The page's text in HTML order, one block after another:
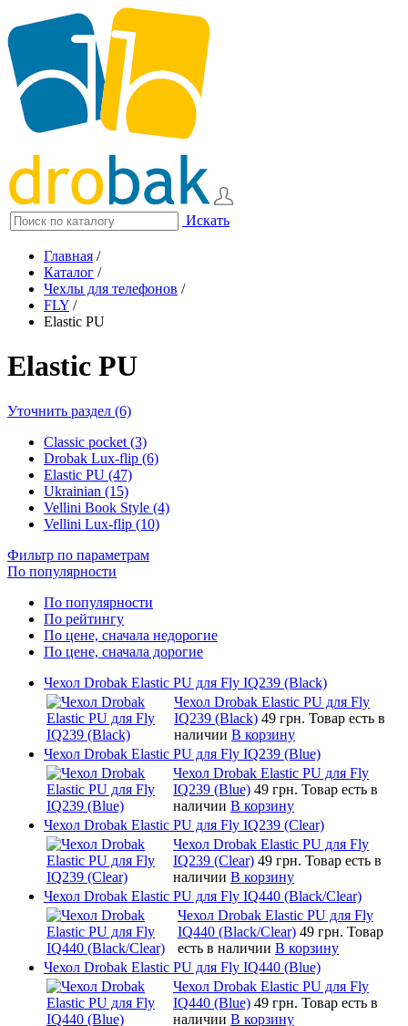
Искать
Главная /
Каталог /
Чехлы для телефонов /
FLY /
Elastic PU
Elastic PU
Уточнить раздел (6)
Classic pocket (3)
Drobak Lux-flip (6)
Elastic PU (47)
Ukrainian (15)
Vellini Book Style (4)
Vellini Lux-flip (10)
Фильтр по параметрам
По популярности
По популярности
По рейтингу
По цене, сначала недорогие
По цене, сначала дорогие
Чехол Drobak Elastic PU для Fly IQ239 (Black)
Чехол Drobak Elastic PU для Fly
IQ239 (Black) 49 грн. Товар есть в
наличии В корзину
Чехол Drobak Elastic PU для Fly IQ239 (Blue)
Чехол Drobak Elastic PU для Fly
IQ239 (Blue) 49 грн. Товар есть в
наличии В корзину
Чехол Drobak Elastic PU для Fly IQ239 (Clear)
Чехол Drobak Elastic PU для Fly
IQ239 (Clear) 49 грн. Товар есть в
наличии В корзину
Чехол Drobak Elastic PU для Fly IQ440 (Black/Clear)
Чехол Drobak Elastic PU для Fly
IQ440 (Black/Clear) 49 грн. Товар
есть в наличии В корзину
Чехол Drobak Elastic PU для Fly IQ440 (Blue)
Чехол Drobak Elastic PU для Fly
IQ440 (Blue) 49 грн. Товар есть в
наличии В корзину